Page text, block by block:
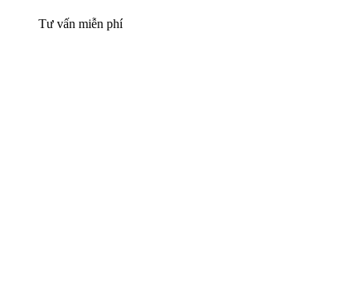
Tư vấn miễn phí